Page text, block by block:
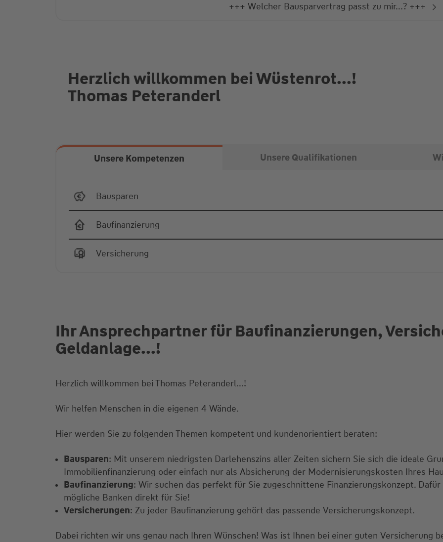
+++ Welcher Bausparvertrag passt zu mir...? +++
Herzlich willkommen bei Wüstenrot...!
Thomas Peteranderl
Unsere Kompetenzen Unsere Qualifikationen
Bausparen
Baufinanzierung
Versicherung
Ihr Ansprechpartner für Baufinanzierungen,
Geldanlage...!
Herzlich willkommen bei Thomas Peteranderl...!
Wir helfen Menschen in die eigenen 4 Wände.
Hier werden Sie zu folgenden Themen kompetent und kundenorientiert beraten:
Bausparen: Mit unserem niedrigsten Darlehenszins aller Zeiten sichern Sie sich die ideale
Immobilienfinanzierung oder einfach nur als Absicherung der Modernisierungskosten Ihres
Baufinanzierung: Wir suchen das perfekt für Sie zugeschnittene Finanzierungskonzept.
mögliche Banken direkt für Sie!
Versicherungen: Zu jeder Baufinanzierung gehört das passende Versicherungskonzept.
Dabei richten wir uns genau nach Ihren Wünschen! Was ist Ihnen bei einer guten Versicherung